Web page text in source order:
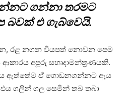
ගන්නා තරමට
බවක් එ ගැබ්වෙයි.
රළ නගන වියපත් නොවන පෙම
අපූරු සහෘදාමන්ත්‍රණයකි.
ඇත්තේම ඒ ගොඩනගන්නට ඇය
ගලින් ගල සෙමින් තබ තබා